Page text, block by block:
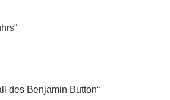
des Benjamin Button“